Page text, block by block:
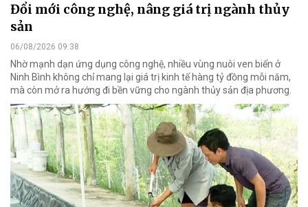
Đổi mới công nghệ, nâng giá trị ngành thủy
sản
06/08/2026 09:38
Nhờ mạnh dạn ứng dụng công nghệ, nhiều vùng nuôi ven biển ở
Ninh Bình không chỉ mang lại giá trị kinh tế hàng tỷ đồng mỗi năm,
mà còn mở ra hướng đi bền vững cho ngành thủy sản địa phương.